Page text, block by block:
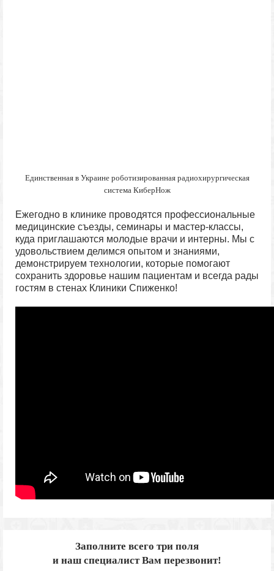
Единственная в Украине роботизированная радиохирургическая
система КиберНож
Ежегодно в клинике проводятся профессиональные
медицинские съезды, семинары и мастер-классы,
куда приглашаются молодые врачи и интерны. Мы с
удовольствием делимся опытом и знаниями,
демонстрируем технологии, которые помогают
сохранить здоровье нашим пациентам и всегда рады
гостям в стенах Клиники Спиженко!
Заполните всего три поля
и наш специалист Вам перезвонит!